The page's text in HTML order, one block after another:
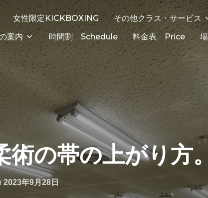
女性限定KICKBOXING その他クラス・サービス
案内
時間割 Schedule 料金表 Price
の帯の上がり方。
2023年9月28日